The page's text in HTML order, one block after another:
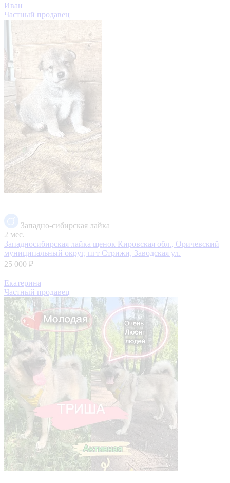
Иван
Частный продавец
Западно-сибирская лайка
2 мес.
Западносибирская лайка щенок Кировская обл., Оричевский
муниципальный округ, пгт Стрижи, Заводская ул.
25 000 ₽
Екатерина
Частный продавец